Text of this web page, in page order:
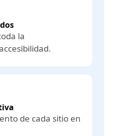
la
de cada sitio en